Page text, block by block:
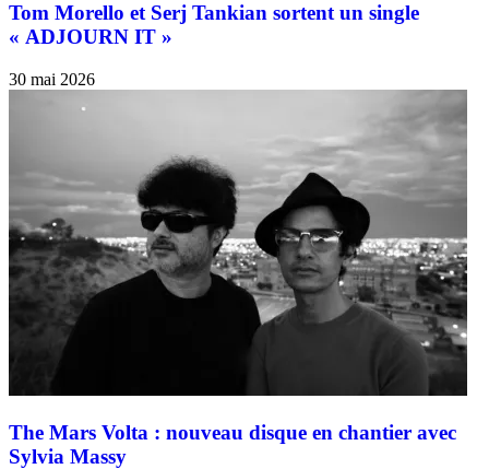
Tom Morello et Serj Tankian sortent un single
« ADJOURN IT »
30 mai 2026
The Mars Volta : nouveau disque en chantier avec
Sylvia Massy